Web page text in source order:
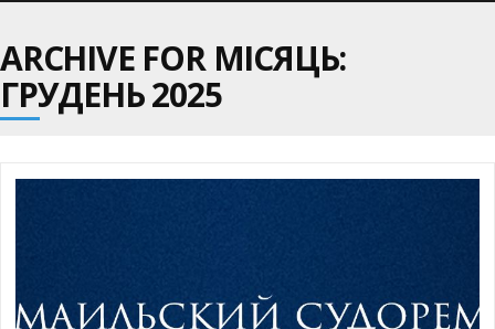
ARCHIVE FOR МІСЯЦЬ:
ГРУДЕНЬ 2025